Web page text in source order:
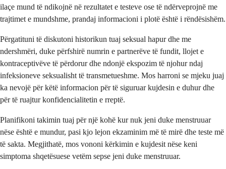
ilaçe mund të ndikojnë në rezultatet e testeve ose të ndërveprojnë me
trajtimet e mundshme, prandaj informacioni i plotë është i rëndësishëm.
Përgatituni të diskutoni historikun tuaj seksual hapur dhe me
ndershmëri, duke përfshirë numrin e partnerëve të fundit, llojet e
kontraceptivëve të përdorur dhe ndonjë ekspozim të njohur ndaj
infeksioneve seksualisht të transmetueshme. Mos harroni se mjeku juaj
ka nevojë për këtë informacion për të siguruar kujdesin e duhur dhe
për të ruajtur konfidencialitetin e rreptë.
Planifikoni takimin tuaj për një kohë kur nuk jeni duke menstruuar
nëse është e mundur, pasi kjo lejon ekzaminim më të mirë dhe teste më
të sakta. Megjithatë, mos vononi kërkimin e kujdesit nëse keni
simptoma shqetësuese vetëm sepse jeni duke menstruuar.